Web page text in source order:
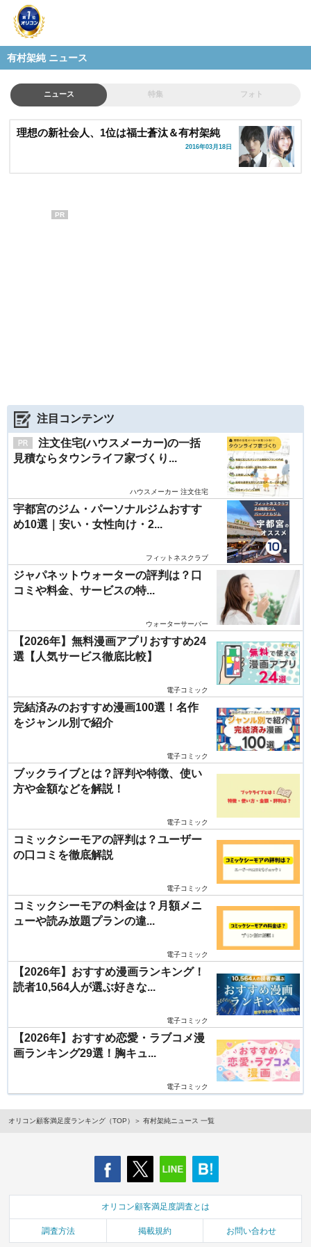
有村架純 ニュース
ニュース 特集 フォト
理想の新社会人、1位は福士蒼汰＆有村架純
2016年03月18日
PR
注目コンテンツ
注文住宅(ハウスメーカー)の一括
見積ならタウンライフ家づくり...
ハウスメーカー 注文住宅
宇都宮のジム・パーソナルジムおすす
め10選｜安い・女性向け・2...
フィットネスクラブ
ジャパネットウォーターの評判は？口
コミや料金、サービスの特...
ウォーターサーバー
【2026年】無料漫画アプリおすすめ24
選【人気サービス徹底比較】
電子コミック
完結済みのおすすめ漫画100選！名作
をジャンル別で紹介
電子コミック
ブックライブとは？評判や特徴、使い
方や金額などを解説！
電子コミック
コミックシーモアの評判は？ユーザー
の口コミを徹底解説
電子コミック
コミックシーモアの料金は？月額メニ
ューや読み放題プランの違...
電子コミック
【2026年】おすすめ漫画ランキング！
読者10,564人が選ぶ好きな...
電子コミック
【2026年】おすすめ恋愛・ラブコメ漫
画ランキング29選！胸キュ...
電子コミック
オリコン顧客満足度ランキング（TOP） 有村架純ニュース 一覧
オリコン顧客満足度調査とは
調査方法 掲載規約 お問い合わせ